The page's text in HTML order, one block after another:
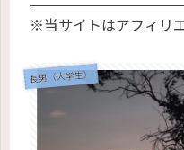
※当サイトはアフィリ
長男（大学生）